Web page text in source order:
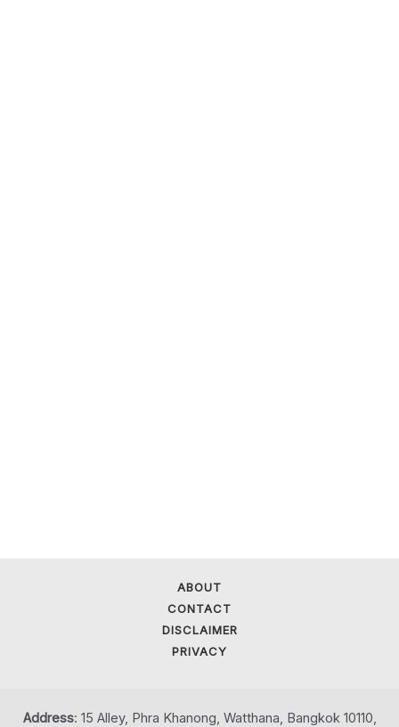
ABOUT
CONTACT
DISCLAIMER
PRIVACY
Address: 15 Alley, Phra Khanong, Watthana, Bangkok 10110,